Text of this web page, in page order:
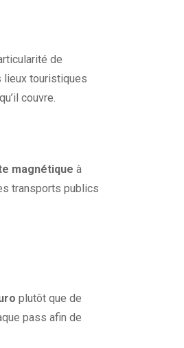
de
touristiques
couvre.
magnétique à
transports publics
plutôt que de
pass afin de